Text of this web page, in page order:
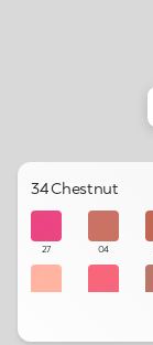
34 Chestnut
27 04